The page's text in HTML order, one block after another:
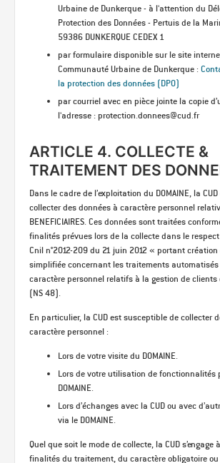
Urbaine de Dunkerque - à l'attention du
Protection des Données - Pertuis de la
59386 DUNKERQUE CEDEX 1
par formulaire disponible sur le site
Communauté Urbaine de Dunkerque :
la protection des données (DPO)
par courriel avec en pièce jointe la copie
l'adresse : protection.donnees@cud.fr
ARTICLE 4. COLLECTE &
TRAITEMENT DES
Dans le cadre de l’exploitation du DOMAINE, la
collecter des données à caractère personnel
BENEFICIAIRES. Ces données sont traitées
finalités prévues lors de la collecte dans le
Cnil n°2012-209 du 21 juin 2012 « portant création
simplifiée concernant les traitements automatisés
caractère personnel relatifs à la gestion de clients
(NS 48).
En particulier, la CUD est susceptible de collecter
caractère personnel :
Lors de votre visite du DOMAINE.
Lors de votre utilisation de fonctionnalités
DOMAINE.
Lors d’échanges avec la CUD ou avec
via le DOMAINE.
Quel que soit le mode de collecte, la CUD
finalités du traitement, du caractère obligatoire